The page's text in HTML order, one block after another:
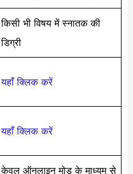
किसी भी विषय में स्नातक की
डिग्री
यहाँ क्लिक करें
यहाँ क्लिक करें
केवल ऑनलाइन मोड के माध्यम से